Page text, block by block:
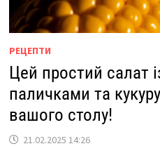
РЕЦЕПТИ
Цей простий салат
паличками та
вашого столу!
21.02.2025 14:26